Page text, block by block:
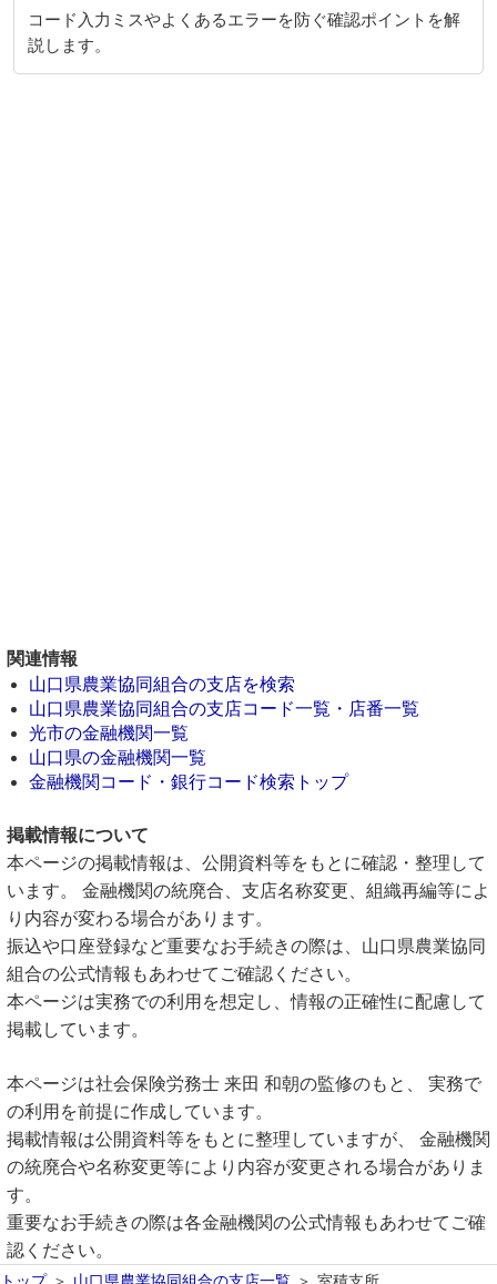
コード入力ミスやよくあるエラーを防ぐ確認ポイントを解
説します。
関連情報
山口県農業協同組合の支店を検索
山口県農業協同組合の支店コード一覧・店番一覧
光市の金融機関一覧
山口県の金融機関一覧
金融機関コード・銀行コード検索トップ
掲載情報について
本ページの掲載情報は、公開資料等をもとに確認・整理して
います。 金融機関の統廃合、支店名称変更、組織再編等によ
り内容が変わる場合があります。
振込や口座登録など重要なお手続きの際は、山口県農業協同
組合の公式情報もあわせてご確認ください。
本ページは実務での利用を想定し、情報の正確性に配慮して
掲載しています。
本ページは社会保険労務士 来田 和朝の監修のもと、 実務で
の利用を前提に作成しています。
掲載情報は公開資料等をもとに整理していますが、 金融機関
の統廃合や名称変更等により内容が変更される場合がありま
す。
重要なお手続きの際は各金融機関の公式情報もあわせてご確
認ください。